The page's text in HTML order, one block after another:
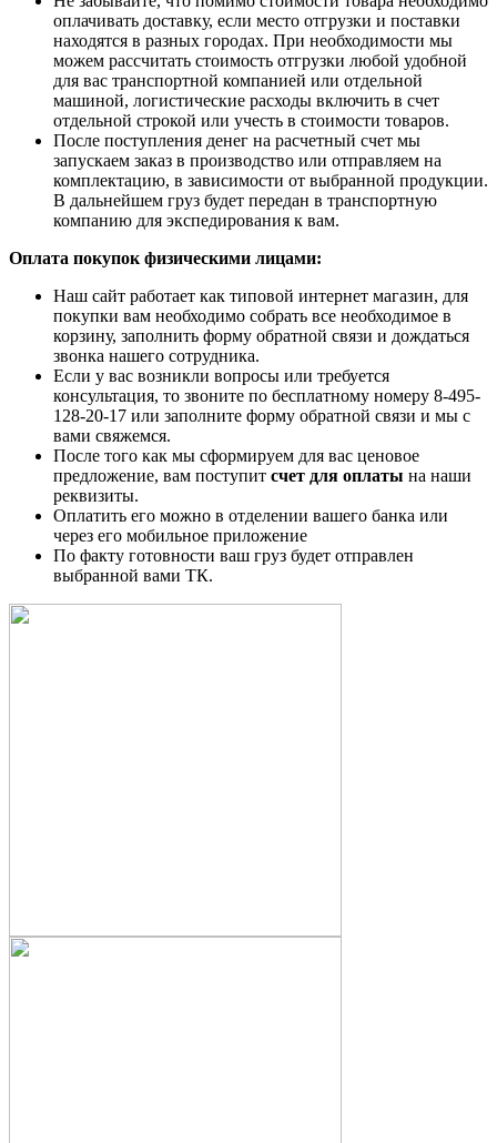
оплачивать доставку, если место отгрузки и поставки
находятся в разных городах. При необходимости мы
можем рассчитать стоимость отгрузки любой удобной
для вас транспортной компанией или отдельной
машиной, логистические расходы включить в счет
отдельной строкой или учесть в стоимости товаров.
После поступления денег на расчетный счет мы
запускаем заказ в производство или отправляем на
комплектацию, в зависимости от выбранной продукции.
В дальнейшем груз будет передан в транспортную
компанию для экспедирования к вам.
Оплата покупок физическими лицами:
Наш сайт работает как типовой интернет магазин, для
покупки вам необходимо собрать все необходимое в
корзину, заполнить форму обратной связи и дождаться
звонка нашего сотрудника.
Если у вас возникли вопросы или требуется
консультация, то звоните по бесплатному номеру 8-495-
128-20-17 или заполните форму обратной связи и мы с
вами свяжемся.
После того как мы сформируем для вас ценовое
предложение, вам поступит счет для оплаты на наши
реквизиты.
Оплатить его можно в отделении вашего банка или
через его мобильное приложение
По факту готовности ваш груз будет отправлен
выбранной вами ТК.